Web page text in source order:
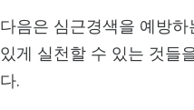
다음은 심근경색을 예방
있게 실천할 수 있는 것들
다.